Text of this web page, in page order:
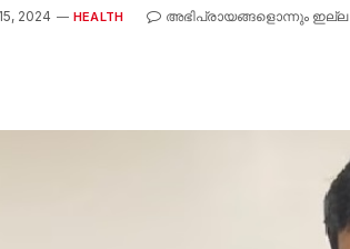
2024 HEALTH അഭിപ്രായങ്ങളൊന്നും ഇല്ല